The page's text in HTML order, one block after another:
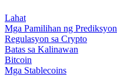
Lahat
Mga Pamilihan ng Prediksyon
Regulasyon sa Crypto
Batas sa Kalinawan
Bitcoin
Mga Stablecoins